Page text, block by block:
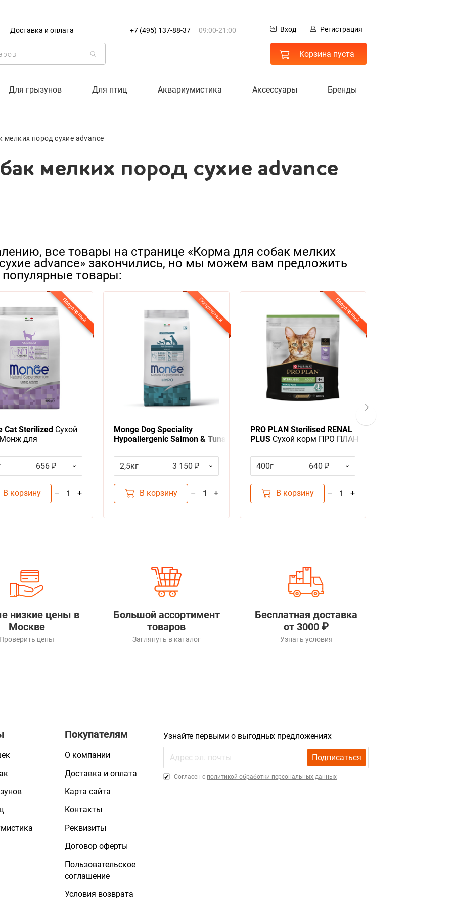
Доставка и оплата +7 (495) 137-88-37 09:00-21:00 Вход Регистрация
Корзина пуста
Для грызунов Для птиц Аквариумистика Аксессуары Бренды
мелких пород сухие advance
мелких пород сухие advance
все товары на странице «Корма для собак мелких
advance» закончились, но мы можем вам предложить
популярные товары:
Cat Sterilized Сухой
для
656 ₽
В корзину – 1 +
Популярный
Monge Dog Speciality
Hypoallergenic Salmon & Tuna
Спешиалити для собак всех
пород Гипоаллергенный
Лосось с тунцом
2,5кг 3 150 ₽
В корзину – 1 +
Популярный
PRO PLAN Sterilised RENAL
PLUS Сухой корм ПРО ПЛАН
поддержания здоровья
почек после стерилизации с
индейкой
400г 640 ₽
В корзину – 1 +
Популярный
низкие цены в
Москве
Проверить цены
Большой ассортимент
товаров
Заглянуть в каталог
Бесплатная доставка
от 3000 ₽
Узнать условия
мелких пород сухие
+7 (495) 137-88-37
09:00-21:00
Корзина пуста
Доставка и оплата
Покупателям
О компании
Доставка и оплата
Карта сайта
Контакты
Реквизиты
Договор оферты
Пользовательское
соглашение
Условия возврата
Узнайте первыми о выгодных предложениях
Подписаться
Cогласен с политикой обработки персональных данных